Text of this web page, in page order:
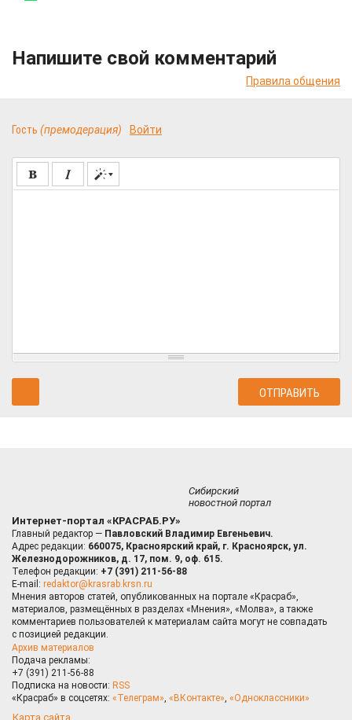
Напишите свой комментарий
Правила общения
Гость (премодерация) Войти
Сибирский
новостной портал
Интернет-портал «КРАСРАБ.РУ»
Главный редактор — Павловский Владимир Евгеньевич.
Адрес редакции: 660075, Красноярский край, г. Красноярск, ул.
Железнодорожников, д. 17, пом. 9, оф. 615.
Телефон редакции: +7 (391) 211-56-88
E-mail: redaktor@krasrab.krsn.ru
Мнения авторов статей, опубликованных на портале «Красраб»,
материалов, размещённых в разделах «Мнения», «Молва», а также
комментариев пользователей к материалам сайта могут не совпадать
с позицией редакции.
Архив материалов
Подача рекламы:
+7 (391) 211-56-88
Подписка на новости: RSS
«Красраб» в соцсетях: «Телеграм», «ВКонтакте», «Одноклассники»
Карта сайта